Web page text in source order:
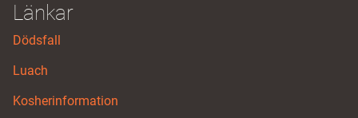
Länkar
Dödsfall
Luach
Kosherinformation